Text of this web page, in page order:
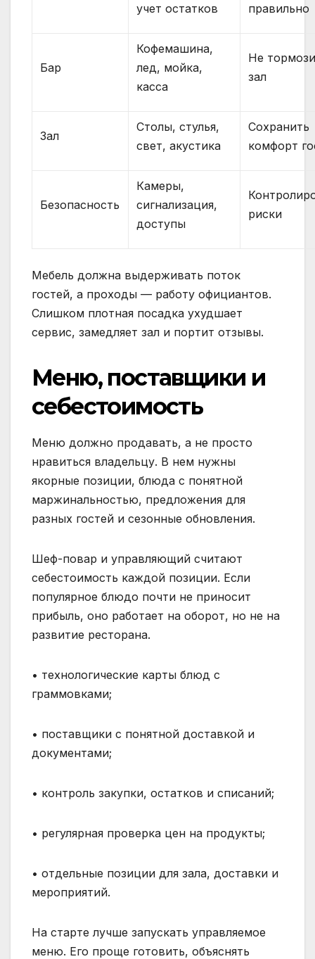
учет остатков
правильно
Бар
Кофемашина,
лед, мойка,
касса
Не
зал
Зал
Столы, стулья,
свет, акустика
Сохранить
комфорт
Безопасность
Камеры,
сигнализация,
доступы
риски
Мебель должна выдерживать поток
гостей, а проходы — работу официантов.
Слишком плотная посадка ухудшает
сервис, замедляет зал и портит отзывы.
Меню, поставщики и
себестоимость
Меню должно продавать, а не просто
нравиться владельцу. В нем нужны
якорные позиции, блюда с понятной
маржинальностью, предложения для
разных гостей и сезонные обновления.
Шеф-повар и управляющий считают
себестоимость каждой позиции. Если
популярное блюдо почти не приносит
прибыль, оно работает на оборот, но не на
развитие ресторана.
• технологические карты блюд с
граммовками;
• поставщики с понятной доставкой и
документами;
• контроль закупки, остатков и списаний;
• регулярная проверка цен на продукты;
• отдельные позиции для зала, доставки и
мероприятий.
На старте лучше запускать управляемое
меню. Его проще готовить, объяснять